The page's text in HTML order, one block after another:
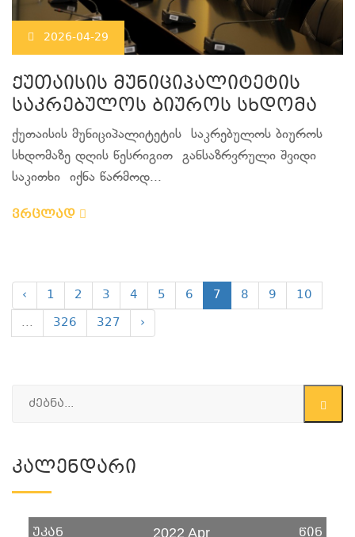
2026-04-29
ქუთაისის მუნიციპალიტეტის
საკრებულოს ბიუროს სხდომა
ქუთაისის მუნიციპალიტეტის საკრებულოს ბიუროს
სხდომაზე დღის წესრიგით განსაზრვრული შვიდი
საკითხი იქნა წარმოდ...
ვრცლად
‹ 1 2 3 4 5 6 7 8 9
10
...
326 327 ›
Კალენდარი
უკან 2022 Apr წინ